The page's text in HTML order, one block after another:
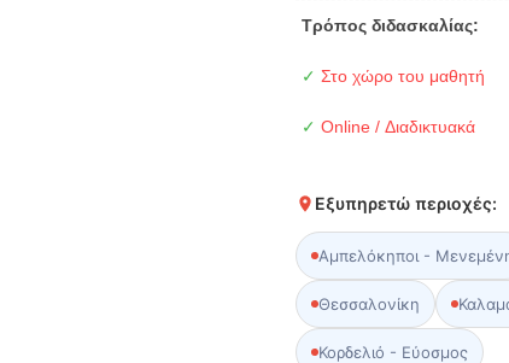
Τρόπος διδασκαλίας:
✓ Στο χώρο του μαθητή
✓ Online / Διαδικτυακά
Εξυπηρετώ περιοχές:
Αμπελόκηποι -
Θεσσαλονίκη
Κορδελιό - Εύοσμος